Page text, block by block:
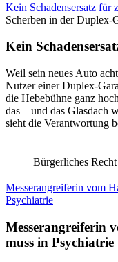
Kein Schadensersatz für
Scherben in der Duplex-
Kein
Weil sein neues Auto
Nutzer einer Duplex-
die Hebebühne ganz
das – und das Glasdach
sieht die Verantwortung
Bürgerliches Recht
Messerangreiferin vom
Psychiatrie
Messerangreiferin
muss in Psychiatrie